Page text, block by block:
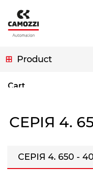
main
content
Product
Cart
СЕРІЯ 4.
СЕРІЯ 4. 650 -